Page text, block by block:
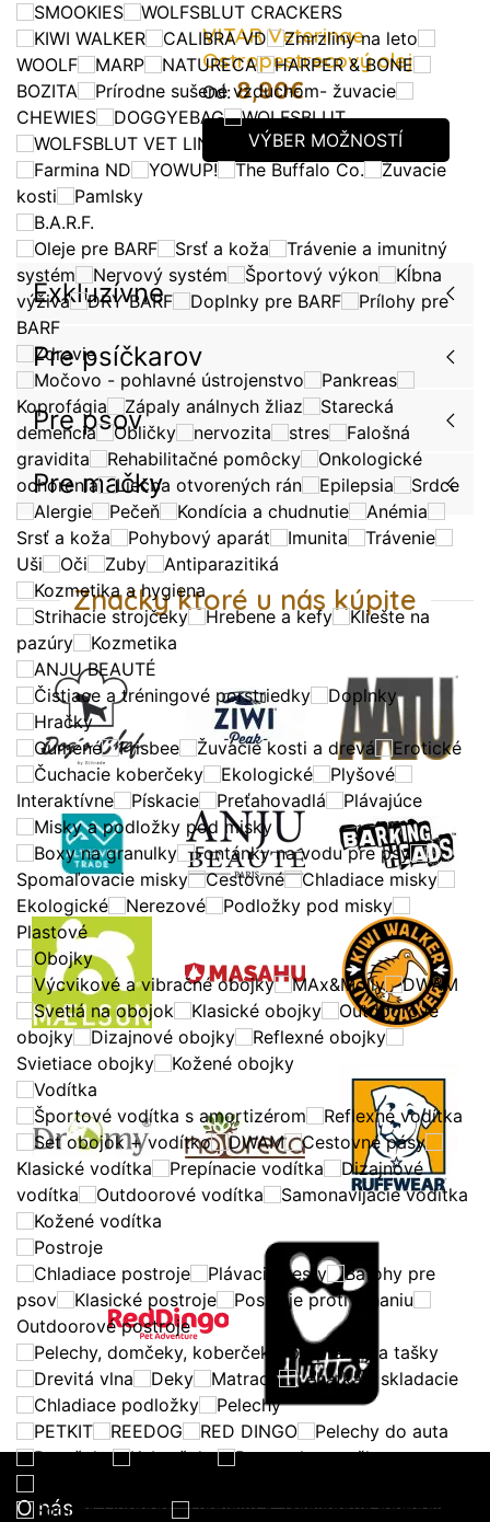
SMOOKIES
WOLFSBLUT CRACKERS
KIWI WALKER
CALIBRA VD
Zmrzliny na leto
WOOLF
MARP NATURECA
HARPER & BONE
BOZITA
Prírodne sušené vzduchom- žuvacie
CHEWIES
DOGGYEBAG
WOLFSBLUT
WOLFSBLUT VET LINE
Farmina ND
YOWUP! The Buffalo Co.
Žuvacie
kosti
Pamlsky
B.A.R.F.
Oleje pre BARF
Srsť a koža
Trávenie a imunitný
systém
Nervový systém Športový výkon
Kĺbna
výživa
DRY BARF Doplnky pre BARF
Prílohy pre
BARF
Zdravie
Močovo - pohlavné ústrojenstvo
Pankreas
Koprofágia
Zápaly análnych žliaz
Starecká
demencia
Obličky nervozita stres
Falošná
gravidita
Rehabilitačné pomôcky
Onkologické
ochorenia
Liečba otvorených rán Epilepsia
Srdce
Alergie
Pečeň Kondícia a chudnutie
Anémia
Srsť a koža
Pohybový aparát Imunita
Trávenie
Uši
Oči Zuby
Antiparazitiká
Kozmetika a hygiena
Strihacie strojčeky
Hrebene a kefy
Kliešte na
pazúry
Kozmetika
ANJU BEAUTÉ
Čistiace a tréningové porstriedky
Doplnky
Hračky
Gumené
Frisbee Žuvacie kosti a drevá
Erotické
Čuchacie koberčeky
Ekologické
Plyšové
Interaktívne
Pískacie Preťahovadlá
Plávajúce
Misky a podložky pod misky
Boxy na granulky
Fontánky na vodu pre psy
Spomaľovacie misky
Cestovné
Chladiace misky
Ekologické
Nerezové
Podložky pod misky
Plastové
Obojky
Výcvikové a vibračné obojky
MAx&Molly
DWAM
Svetlá na obojok
Klasické obojky
Outdoorové
obojky
Dizajnové obojky
Reflexné obojky
Svietiace obojky
Kožené obojky
Vodítka
Športové vodítka s amortizérom
Reflexné vodítka
Set obojok + vodítko
DWAM
Cestovné pásy
Klasické vodítka
Prepínacie vodítka
Dizajnové
vodítka
Outdoorové vodítka
Samonavíjacie vodítka
Kožené vodítka
Postroje
Chladiace postroje
Plávacie vesty
Batohy pre
psov
Klasické postroje
Postroje proti ťahaniu
Outdoorové postroje
Pelechy, domčeky, koberčeky, prepravky a tašky
Drevitá vlna
Deky Matrace
Lehátka - skladacie
Chladiace podložky
Pelechy
PETKIT
REEDOG RED DINGO
Pelechy do auta
Domčeky
Koberčeky
Prepravky a tašky
Šport & Outdoor
Doplnky & Tréningové pomôcky
VITAR Veterinae
Ostropestrecový olej
Od:8,90€
VÝBER MOŽNOSTÍ
Exkluzívne
Pre psíčkarov
Pre psov
Pre mačky
Značky ktoré u nás kúpite
O nás